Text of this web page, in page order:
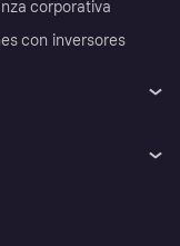
corporativa
con inversores